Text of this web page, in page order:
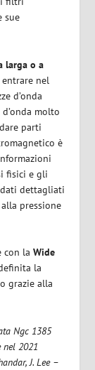
sue
larga o a
entrare nel
d’onda
molto
parti
è
fisici e gli
dettagliati
pressione
con laWide
la
grazie alla
Ngc 1385
2021
J. Lee –